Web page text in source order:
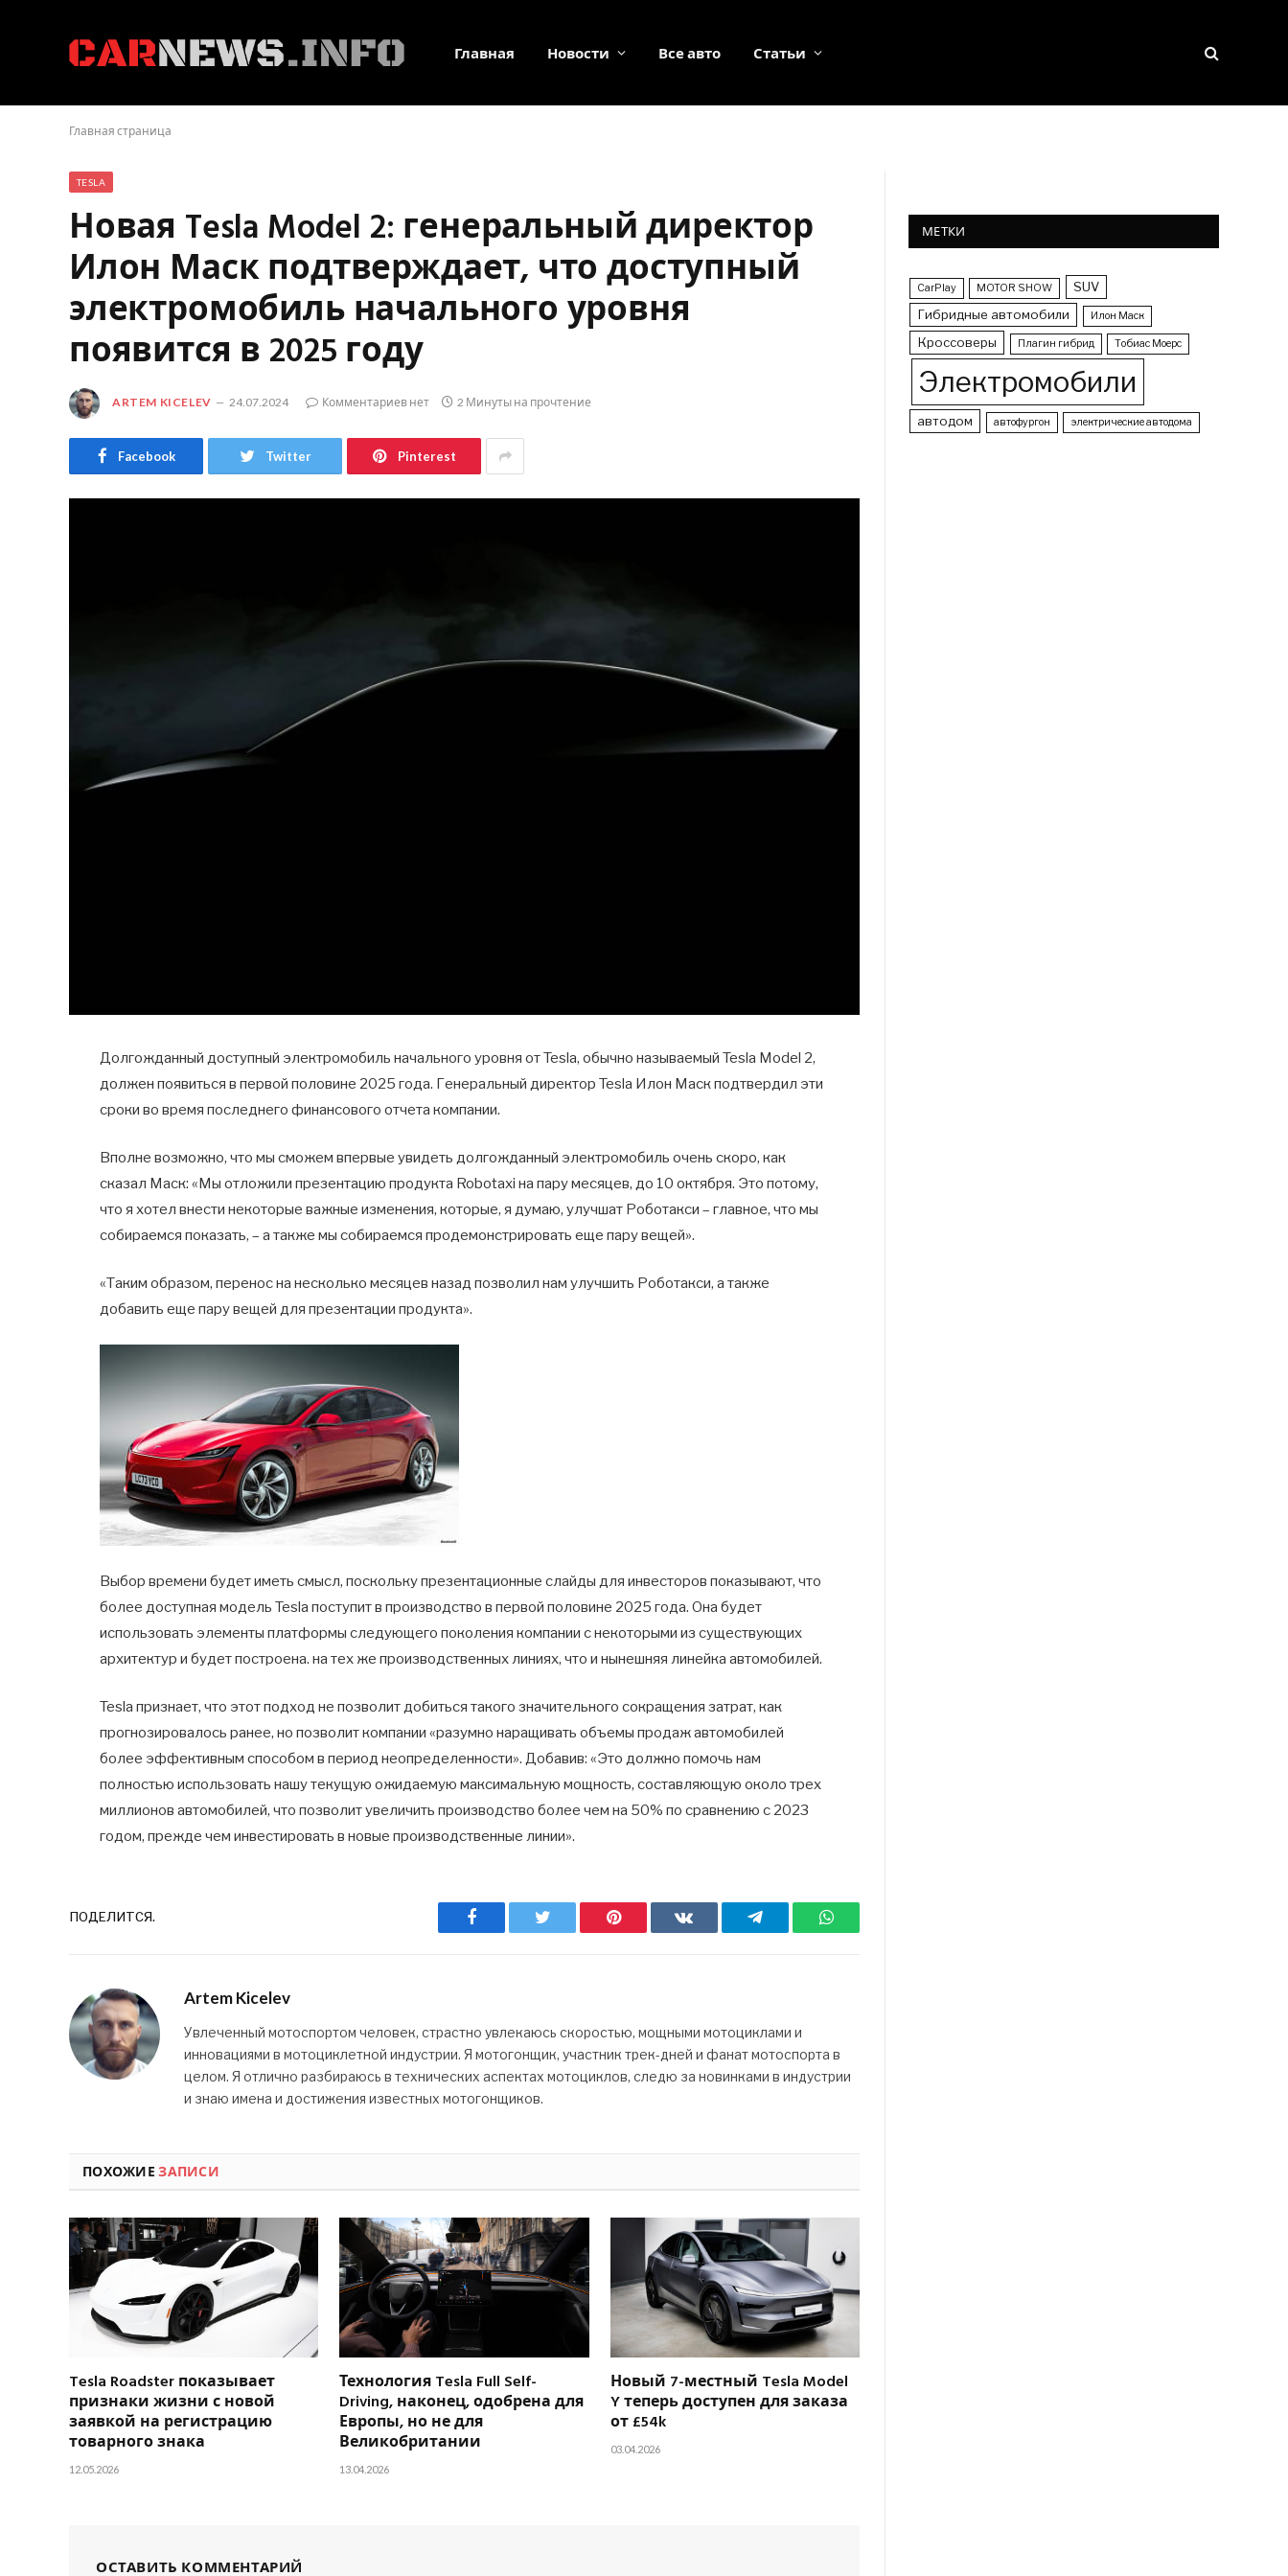
Главная Новости Все авто Статьи
Главная страница
TESLA
Новая Tesla Model 2: генеральный директор
Илон Маск подтверждает, что доступный
электромобиль начального уровня
появится в 2025 году
ARTEM KICELEV 24.07.2024 Комментариев нет 2 Минуты на прочтение
Facebook Twitter Pinterest
Долгожданный доступный электромобиль начального уровня от Tesla, обычно называемый Tesla Model 2,
должен появиться в первой половине 2025 года. Генеральный директор Tesla Илон Маск подтвердил эти
сроки во время последнего финансового отчета компании.
Вполне возможно, что мы сможем впервые увидеть долгожданный электромобиль очень скоро, как
сказал Маск: «Мы отложили презентацию продукта Robotaxi на пару месяцев, до 10 октября. Это потому,
что я хотел внести некоторые важные изменения, которые, я думаю, улучшат Роботакси – главное, что мы
собираемся показать, – а также мы собираемся продемонстрировать еще пару вещей».
«Таким образом, перенос на несколько месяцев назад позволил нам улучшить Роботакси, а также
добавить еще пару вещей для презентации продукта».
Выбор времени будет иметь смысл, поскольку презентационные слайды для инвесторов показывают, что
более доступная модель Tesla поступит в производство в первой половине 2025 года. Она будет
использовать элементы платформы следующего поколения компании с некоторыми из существующих
архитектур и будет построена. на тех же производственных линиях, что и нынешняя линейка автомобилей.
Tesla признает, что этот подход не позволит добиться такого значительного сокращения затрат, как
прогнозировалось ранее, но позволит компании «разумно наращивать объемы продаж автомобилей
более эффективным способом в период неопределенности». Добавив: «Это должно помочь нам
полностью использовать нашу текущую ожидаемую максимальную мощность, составляющую около трех
миллионов автомобилей, что позволит увеличить производство более чем на 50% по сравнению с 2023
годом, прежде чем инвестировать в новые производственные линии».
ПОДЕЛИТСЯ. Facebook Twitter Pinterest ВКонтактеTelegram WhatsApp
Artem Kicelev
Увлеченный мотоспортом человек, страстно увлекаюсь скоростью, мощными мотоциклами и
инновациями в мотоциклетной индустрии. Я мотогонщик, участник трек-дней и фанат мотоспорта в
целом. Я отлично разбираюсь в технических аспектах мотоциклов, следю за новинками в индустрии
и знаю имена и достижения известных мотогонщиков.
ПОХОЖИЕЗАПИСИ
Tesla Roadster показывает
признаки жизни с новой
заявкой на регистрацию
товарного знака
12.05.2026
Технология Tesla Full Self-
Driving, наконец, одобрена для
Европы, но не для
Великобритании
13.04.2026
Новый 7-местный Tesla Model
Y теперь доступен для заказа
от £54k
03.04.2026
ОСТАВИТЬ КОММЕНТАРИЙ
МЕТКИ
CarPlay MOTOR SHOW
SUV
Гибридные автомобили
Илон Маск
Кроссоверы Плагин гибрид Тобиас Моерс
Электромобили
автодом автофургон электрические автодома